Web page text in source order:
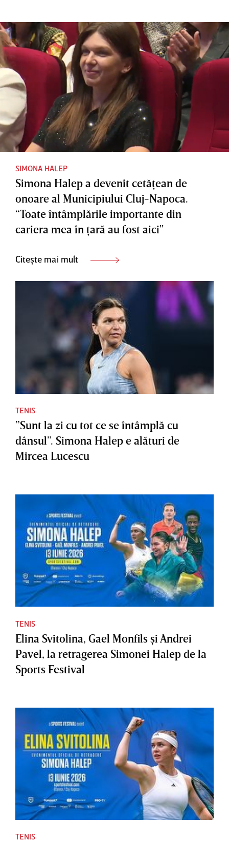
SIMONA HALEP
Simona Halep a devenit cetăţean de
onoare al Municipiului Cluj-Napoca.
“Toate întâmplările importante din
cariera mea în ţară au fost aici"
Citește mai mult
TENIS
”Sunt la zi cu tot ce se întâmplă cu
dânsul”. Simona Halep e alături de
Mircea Lucescu
TENIS
Elina Svitolina, Gael Monfils şi Andrei
Pavel, la retragerea Simonei Halep de la
Sports Festival
TENIS